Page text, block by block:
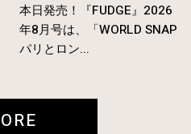
本日発売！『FUDGE』2026
年8月号は、「WORLD SNAP
パリとロン...